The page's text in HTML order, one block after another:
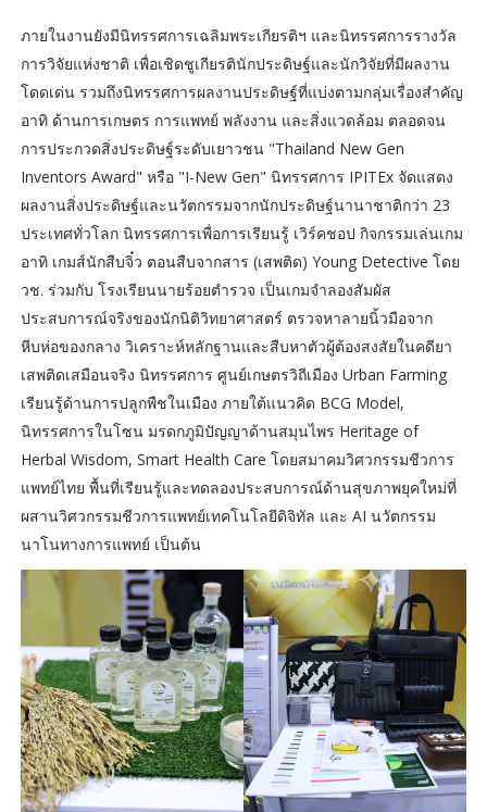
ภายในงานยังมีนิทรรศการเฉลิมพระเกียรติฯ และนิทรรศการรางวัล
การวิจัยแห่งชาติ เพื่อเชิดชูเกียรตินักประดิษฐ์และนักวิจัยที่มีผลงาน
โดดเด่น รวมถึงนิทรรศการผลงานประดิษฐ์ที่แบ่งตามกลุ่มเรื่องสำคัญ
อาทิ ด้านการเกษตร การแพทย์ พลังงาน และสิ่งแวดล้อม ตลอดจน
การประกวดสิ่งประดิษฐ์ระดับเยาวชน "Thailand New Gen
Inventors Award" หรือ "I-New Gen" นิทรรศการ IPITEx จัดแสดง
ผลงานสิ่งประดิษฐ์และนวัตกรรมจากนักประดิษฐ์นานาชาติกว่า 23
ประเทศทั่วโลก นิทรรศการเพื่อการเรียนรู้ เวิร์คชอป กิจกรรมเล่นเกม
อาทิ เกมส์นักสืบจิ๋ว ตอนสืบจากสาร (เสพติด) Young Detective โดย
วช. ร่วมกับ โรงเรียนนายร้อยตำรวจ เป็นเกมจำลองสัมผัส
ประสบการณ์จริงของนักนิติวิทยาศาสตร์ ตรวจหาลายนิ้วมือจาก
หีบห่อของกลาง วิเคราะห์หลักฐานและสืบหาตัวผู้ต้องสงสัยในคดียา
เสพติดเสมือนจริง นิทรรศการ ศูนย์เกษตรวิถีเมือง Urban Farming
เรียนรู้ด้านการปลูกพืชในเมือง ภายใต้แนวคิด BCG Model,
นิทรรศการในโซน มรดกภูมิปัญญาด้านสมุนไพร Heritage of
Herbal Wisdom, Smart Health Care โดยสมาคมวิศวกรรมชีวการ
แพทย์ไทย พื้นที่เรียนรู้และทดลองประสบการณ์ด้านสุขภาพยุคใหม่ที่
ผสานวิศวกรรมชีวการแพทย์เทคโนโลยีดิจิทัล และ AI นวัตกรรม
นาโนทางการแพทย์ เป็นต้น